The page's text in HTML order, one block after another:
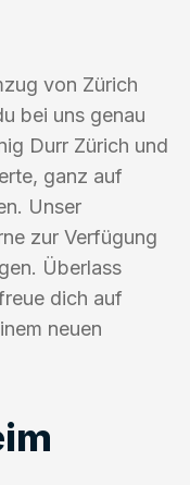
von Zürich
bei uns genau
Durr Zürich und
ganz auf
Unser
zur Verfügung
Überlass
dich auf
neuen